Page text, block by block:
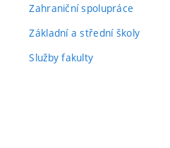
Zahraniční spolupráce
Základní a střední školy
Služby fakulty